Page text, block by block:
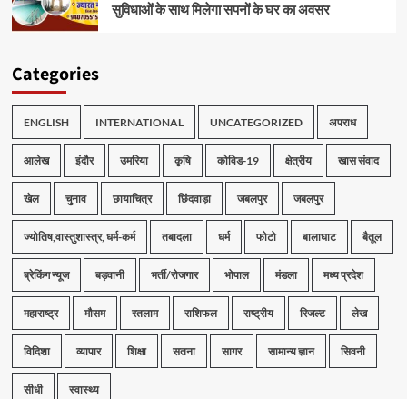
सुविधाओं के साथ मिलेगा सपनों के घर का अवसर
Categories
ENGLISH INTERNATIONAL UNCATEGORIZED अपराध
आलेख इंदौर उमरिया कृषि कोविड-19 क्षेत्रीय खास संवाद
खेल चुनाव छायाचित्र छिंदवाड़ा जबलपुर जबलपुर
ज्योतिष,वास्तुशास्त्र, धर्म-कर्म तबादला धर्म फोटो बालाघाट बैतूल
ब्रेकिंग न्यूज बड़वानी भर्ती/रोजगार भोपाल मंडला मध्य प्रदेश
महाराष्ट्र मौसम रतलाम राशिफल राष्ट्रीय रिजल्ट लेख
विदिशा व्यापार शिक्षा सतना सागर सामान्य ज्ञान सिवनी
सीधी स्वास्थ्य